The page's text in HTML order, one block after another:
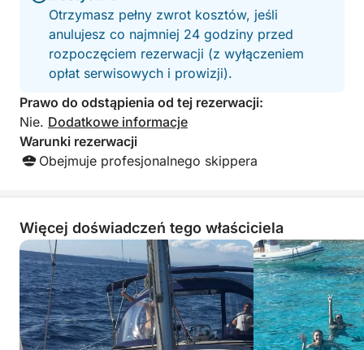
Otrzymasz pełny zwrot kosztów, jeśli
anulujesz co najmniej 24 godziny przed
rozpoczęciem rezerwacji (z wyłączeniem
opłat serwisowych i prowizji).
Prawo do odstąpienia od tej rezerwacji:
Nie. Dodatkowe informacje
Warunki rezerwacji
Obejmuje profesjonalnego skippera
Więcej doświadczeń tego właściciela